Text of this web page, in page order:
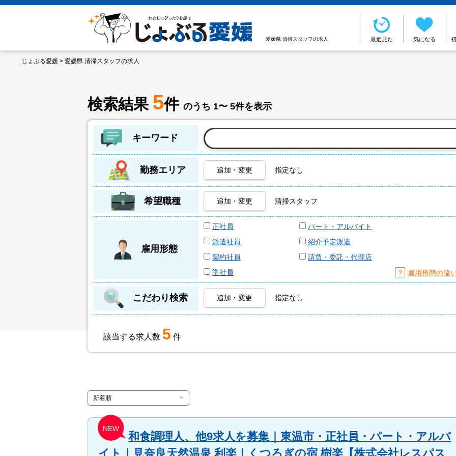
愛媛県 清掃スタッフの求人 最近見た 気になる
じょぶる愛媛 > 愛媛県 清掃スタッフの求人
検索結果 5件 のうち 1〜 5件を表示
キーワード
勤務エリア 追加・変更 指定なし
希望職種 追加・変更 清掃スタッフ
雇用形態
正社員
パート・アルバイト
派遣社員
紹介予定派遣
契約社員
請負・委託・代理店
準社員
？ 雇用形態の違
こだわり検索 追加・変更 指定なし
該当する求人数 5 件
NEW
和食調理人、他9求人を募集｜東温市・正社員・パート・アルバ
イト｜見奈良天然温泉 利楽｜くつろぎの宿 樹楽【株式会社レスパス